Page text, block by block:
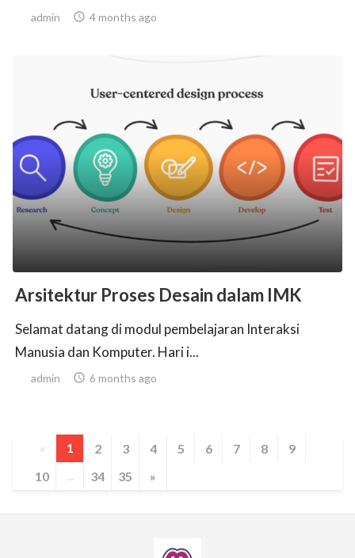
admin  4 months ago
Arsitektur Proses Desain dalam IMK
Selamat datang di modul pembelajaran Interaksi
Manusia dan Komputer. Hari i...
admin  6 months ago
« 1 2 3 4 5 6 7 8
9
10
... 34 35 »